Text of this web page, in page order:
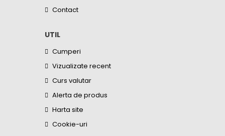
Contact
UTIL
Cumperi
Vizualizate recent
Curs valutar
Alerta de produs
Harta site
Cookie-uri